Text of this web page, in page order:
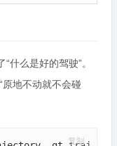
什么是好的驾驶”。
地不动就不会碰
复制